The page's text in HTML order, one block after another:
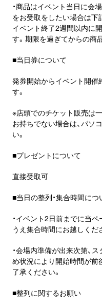
・商品はイベント当日に会
をお受取をしたい場合は下
イベント終了2週間以内に
す。期限を過ぎてからの商
■当日券について
発券開始からイベント開催
す。
※店頭でのチケット販売は
お持ちでない場合は、パソ
い。
■プレゼントについて
直接受取可
■当日の整列・集合時間につ
・イベント2日前までに当
うえ集合時間にお越しくだ
・会場内準備が出来次第、
め状況により開始時間が
了承ください。
■整列に関するお願い